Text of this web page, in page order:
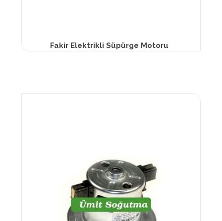
Fakir Elektrikli Süpürge Motoru